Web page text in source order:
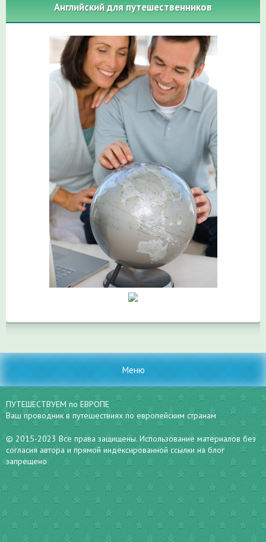
Английский для путешественников
Меню
ПУТЕШЕСТВУЕМ по ЕВРОПЕ
Ваш проводник в путешествиях по европейским странам
© 2015-2023 Все права защищены. Использование материалов без
согласия автора и прямой индексированной ссылки на блог
запрещено